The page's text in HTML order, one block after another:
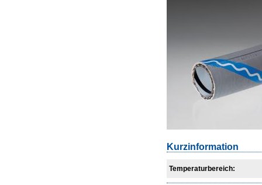
Kurzinformation
Temperaturbereich: